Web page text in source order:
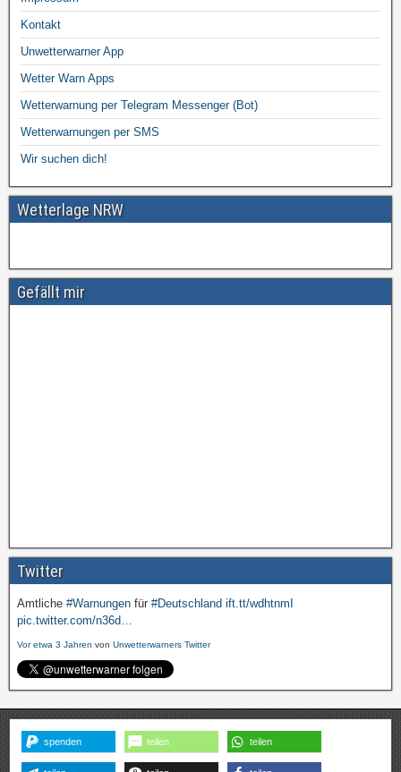
Kontakt
Unwetterwarner App
Wetter Warn Apps
Wetterwarnung per Telegram Messenger (Bot)
Wetterwarnungen per SMS
Wir suchen dich!
Wetterlage NRW
Gefällt mir
Twitter
Amtliche #Warnungen für #Deutschland ift.tt/wdhtnmI
pic.twitter.com/n36d…
Vor etwa 3 Jahren von Unwetterwarners Twitter
spenden teilen teilen